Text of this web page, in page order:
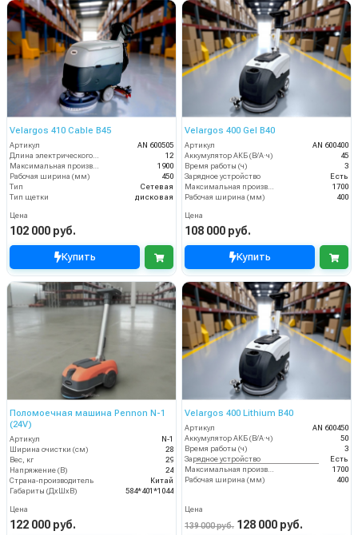
Velargos 410 Cable B45
Артикул
AN 600505
Длина электрического кабеля (м)
12
Максимальная производительность (кв.м/час)
1900
Рабочая ширина (мм)
450
Тип
Сетевая
Тип щетки
дисковая
Цена
102 000 руб.
Купить
Velargos 400 Gel B40
Артикул
AN 600400
Аккумулятор АКБ (В/А·ч)
45
Время работы (ч)
3
Зарядное устройство
Есть
Максимальная производительность (кв.м/час)
1700
Рабочая ширина (мм)
400
Цена
108 000 руб.
Купить
Поломоечная машина Pennon N-1
(24V)
Артикул
N-1
Ширина очистки (см)
28
Вес, кг
29
Напряжение (В)
24
Страна-производитель
Китай
Габариты (ДхШхВ)
584*401*1044
Цена
122 000 руб.
Velargos 400 Lithium B40
Артикул
AN 600450
Аккумулятор АКБ (В/А·ч)
50
Время работы (ч)
3
Зарядное устройство
Есть
Максимальная производительность (кв.м/час)
1700
Рабочая ширина (мм)
400
Цена
139 000 руб. 128 000 руб.